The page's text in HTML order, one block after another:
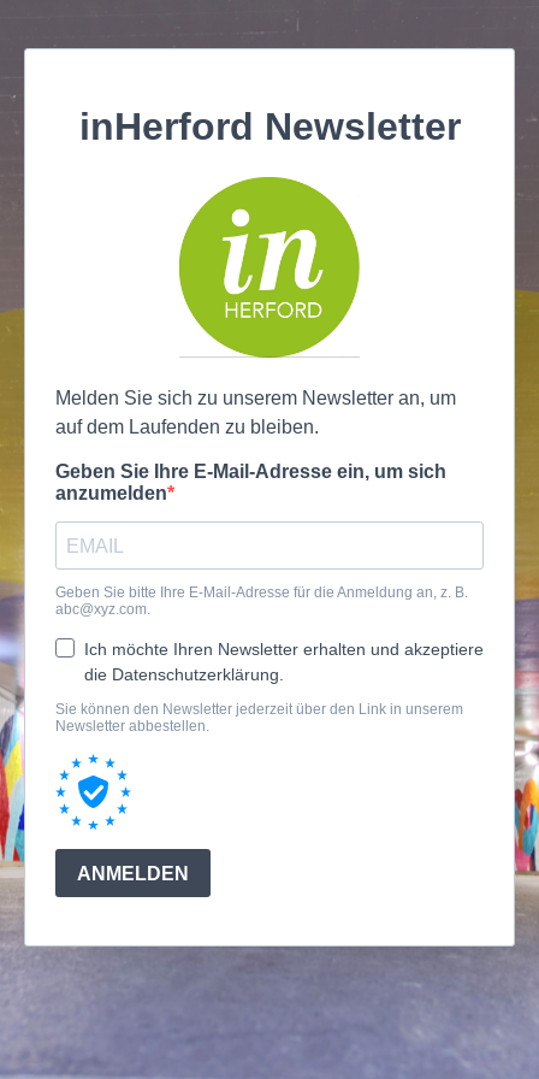
inHerford Newsletter
Melden Sie sich zu unserem Newsletter an, um
auf dem Laufenden zu bleiben.
Geben Sie Ihre E-Mail-Adresse ein, um sich
anzumelden
Geben Sie bitte Ihre E-Mail-Adresse für die Anmeldung an, z. B.
abc@xyz.com.
Ich möchte Ihren Newsletter erhalten und akzeptiere
die Datenschutzerklärung.
Sie können den Newsletter jederzeit über den Link in unserem
Newsletter abbestellen.
ANMELDEN